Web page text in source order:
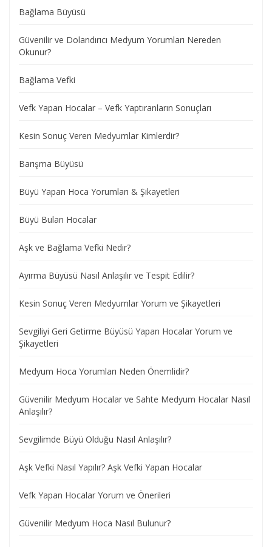
Bağlama Büyüsü
Güvenilir ve Dolandırıcı Medyum Yorumları Nereden
Okunur?
Bağlama Vefki
Vefk Yapan Hocalar – Vefk Yaptıranların Sonuçları
Kesin Sonuç Veren Medyumlar Kimlerdir?
Barışma Büyüsü
Büyü Yapan Hoca Yorumları & Şikayetleri
Büyü Bulan Hocalar
Aşk ve Bağlama Vefki Nedir?
Ayırma Büyüsü Nasıl Anlaşılır ve Tespit Edilir?
Kesin Sonuç Veren Medyumlar Yorum ve Şikayetleri
Sevgiliyi Geri Getirme Büyüsü Yapan Hocalar Yorum ve
Şikayetleri
Medyum Hoca Yorumları Neden Önemlidir?
Güvenilir Medyum Hocalar ve Sahte Medyum Hocalar Nasıl
Anlaşılır?
Sevgilimde Büyü Olduğu Nasıl Anlaşılır?
Aşk Vefki Nasıl Yapılır? Aşk Vefki Yapan Hocalar
Vefk Yapan Hocalar Yorum ve Önerileri
Güvenilir Medyum Hoca Nasıl Bulunur?